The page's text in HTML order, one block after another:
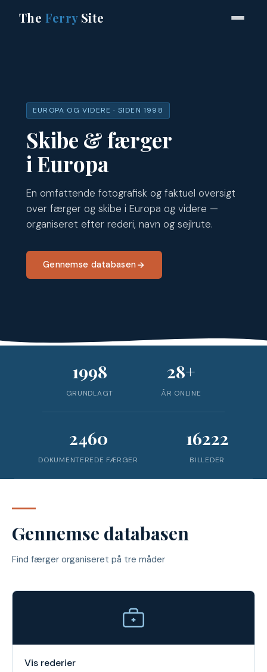
The FerrySite
EUROPA OG VIDERE · SIDEN 1998
Skibe & færger
i Europa
En omfattende fotografisk og faktuel oversigt
over færger og skibe i Europa og videre —
organiseret efter rederi, navn og sejlrute.
Gennemse databasen
1998
GRUNDLAGT
28+
ÅR ONLINE
2460
DOKUMENTEREDE FÆRGER
16222
BILLEDER
Gennemse databasen
Find færger organiseret på tre måder
Vis rederier